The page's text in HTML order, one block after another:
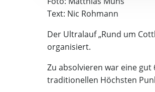
Text: Nic Rohmann
Der Ultralauf „Rund um
organisiert.
Zu absolvieren war eine
traditionellen Höchsten